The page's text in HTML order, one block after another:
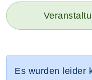
Es wurden leider